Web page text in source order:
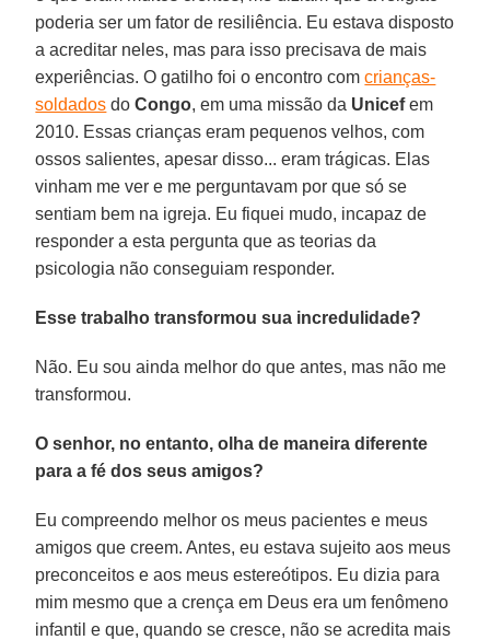
poderia ser um fator de resiliência. Eu estava disposto
a acreditar neles, mas para isso precisava de mais
experiências. O gatilho foi o encontro comcrianças-
soldados doCongo, em uma missão da Unicefem
2010. Essas crianças eram pequenos velhos, com
ossos salientes, apesar disso... eram trágicas. Elas
vinham me ver e me perguntavam por que só se
sentiam bem na igreja. Eu fiquei mudo, incapaz de
responder a esta pergunta que as teorias da
psicologia não conseguiam responder.
Esse trabalho transformou sua incredulidade?
Não. Eu sou ainda melhor do que antes, mas não me
transformou.
O senhor, no entanto, olha de maneira diferente
para a fé dos seus amigos?
Eu compreendo melhor os meus pacientes e meus
amigos que creem. Antes, eu estava sujeito aos meus
preconceitos e aos meus estereótipos. Eu dizia para
mim mesmo que a crença em Deus era um fenômeno
infantil e que, quando se cresce, não se acredita mais